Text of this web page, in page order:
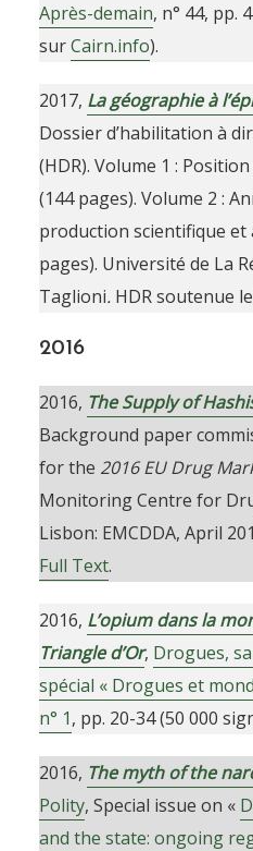
Après-demain, n° 44, pp.
surCairn.info).
2017, La géographie à
Dossier d’habilitation à
(HDR). Volume 1 :
(144 pages). Volume 2 :
production scientifique et
pages). Université de La
Taglioni. HDR soutenue
2016
2016, The Supply of
Background paper
for the 2016 EU Drug
Monitoring Centre for
Lisbon: EMCDDA, April
Full Text.
2016, L’opium dans la
Triangle d’Or, Drogues,
spécial « Drogues et
n° 1, pp. 20-34 (50 000
2016, The myth of the
Polity, Special issue on «
and the state: ongoing